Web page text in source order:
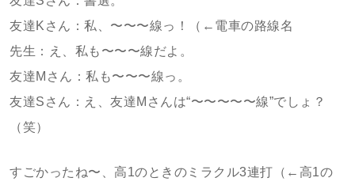
友達Kさん：私、〜〜〜線っ！（←電車の路線名
先生：え、私も〜〜〜線だよ。
友達Mさん：私も〜〜〜線っ。
友達Sさん：え、友達Mさんは“〜〜〜〜〜線”でしょ？
（笑）
すごかったね〜、高1のときのミラクル3連打（←高1の